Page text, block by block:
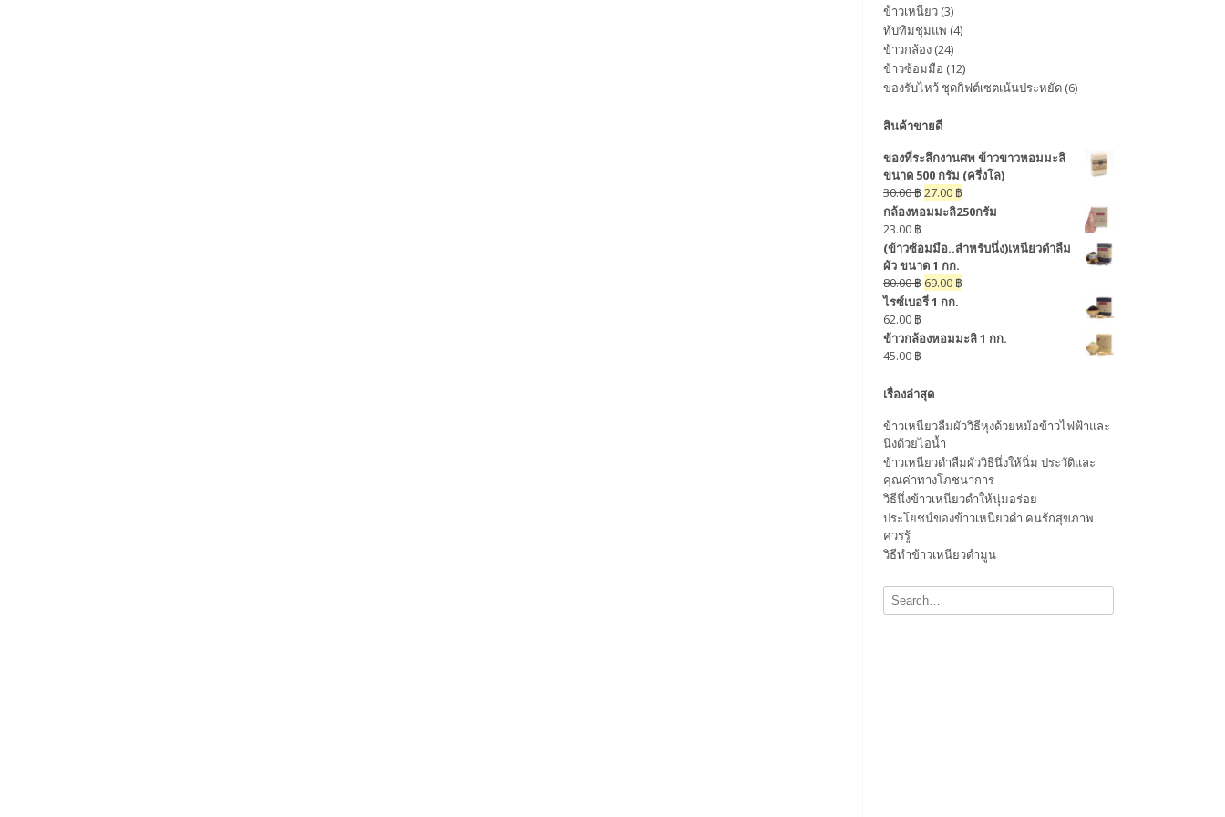
ข้าวเหนียว (3)
ทับทิมชุมแพ (4)
ข้าวกล้อง (24)
ข้าวซ้อมมือ (12)
ของรับไหว้ ชุดกิฟต์เซตเน้นประหยัด (6)
สินค้าขายดี
ของที่ระลึกงานศพ ข้าวขาวหอมมะลิ
ขนาด 500 กรัม (ครึ่งโล)
30.00฿27.00 ฿
กล้องหอมมะลิ250กรัม
23.00 ฿
(ข้าวซ้อมมือ..สำหรับนึ่ง)เหนียวดำลืม
ผัว ขนาด 1 กก.
80.00฿ 69.00 ฿
ไรซ์เบอรี่ 1 กก.
62.00 ฿
ข้าวกล้องหอมมะลิ 1 กก.
45.00 ฿
เรื่องล่าสุด
ข้าวเหนียวลืมผัววิธีหุงด้วยหม้อข้าวไฟฟ้าและ
นึ่งด้วยไอน้ำ
ข้าวเหนียวดำลืมผัววิธีนึ่งให้นิ่ม ประวัติและ
คุณค่าทางโภชนาการ
วิธีนึ่งข้าวเหนียวดำให้นุ่มอร่อย
ประโยชน์ของข้าวเหนียวดำ คนรักสุขภาพ
ควรรู้
วิธีทำข้าวเหนียวดำมูน